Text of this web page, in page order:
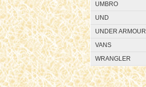
UMBRO
UND
UNDER ARMOUR
VANS
WRANGLER